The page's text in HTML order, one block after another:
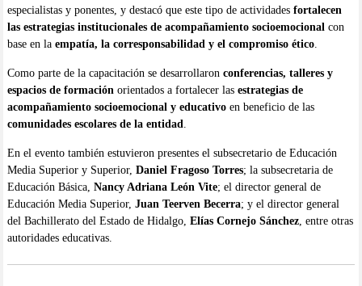
especialistas y ponentes, y destacó que este tipo de actividades fortalecen
las estrategias institucionales de acompañamiento socioemocionalcon
base en la empatía, la corresponsabilidad y el compromiso ético.
Como parte de la capacitación se desarrollaron conferencias, talleres y
espacios de formaciónorientados a fortalecer las estrategias de
acompañamiento socioemocional y educativoen beneficio de las
comunidades escolares de la entidad.
En el evento también estuvieron presentes el subsecretario de Educación
Media Superior y Superior, Daniel Fragoso Torres; la subsecretaria de
Educación Básica, Nancy Adriana León Vite; el director general de
Educación Media Superior, Juan Teerven Becerra; y el director general
del Bachillerato del Estado de Hidalgo, Elías Cornejo Sánchez, entre otras
autoridades educativas.